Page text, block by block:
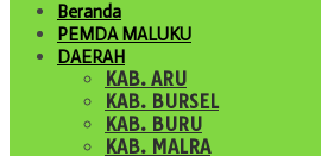
Beranda
PEMDA MALUKU
DAERAH
KAB. ARU
KAB. BURSEL
KAB. BURU
KAB. MALRA